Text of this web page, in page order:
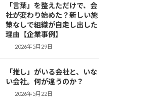
「言葉」を整えただけで、会
社が変わり始めた？新しい施
策なしで組織が自走し出した
理由【企業事例】
2026年5月29日
「推し」がいる会社と、いな
い会社。何が違うのか？
2026年5月22日